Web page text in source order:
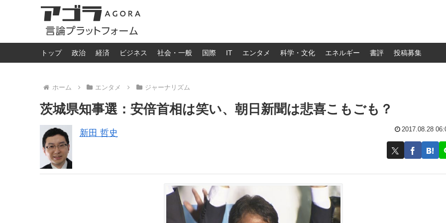
トップ 政治 経済 ビジネス 社会・一般 国際 IT エンタメ 科学・文化 エネルギー 書評 投稿募集
ホーム エンタメ ジャーナリズム
茨城県知事選：安倍首相は笑い、朝日新聞は悲喜こもごも？
新田 哲史 2017.08.28